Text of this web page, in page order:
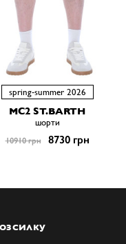
spring-summer 2026
MC2 ST.BARTH
шорти
10910 грн 8730 грн